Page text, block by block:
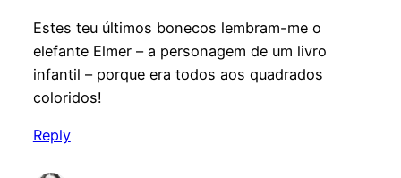
Estes teu últimos bonecos lembram-me o
elefante Elmer – a personagem de um livro
infantil – porque era todos aos quadrados
coloridos!
Reply